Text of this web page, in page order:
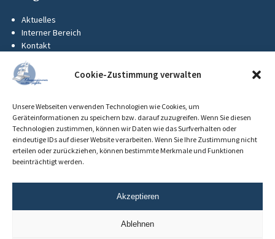
Cookie-Zustimmung verwalten
Unsere Webseiten verwenden Technologien wie Cookies, um
Geräteinformationen zu speichern bzw. darauf zuzugreifen. Wenn Sie diesen
Technologien zustimmen, können wir Daten wie das Surfverhalten oder
eindeutige IDs auf dieser Website verarbeiten. Wenn Sie Ihre Zustimmung nicht
erteilen oder zurückziehen, können bestimmte Merkmale und Funktionen
beeinträchtigt werden.
Akzeptieren
Ablehnen
Aktuelles
Interner Bereich
Kontakt
Impressum
Datenschutz
Cookie-Richtlinie (EU)